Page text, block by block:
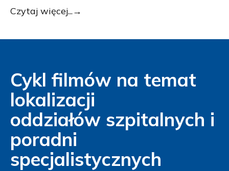
Czytaj więcej...
Cykl filmów na temat
lokalizacji
oddziałów szpitalnych i
poradni
specjalistycznych